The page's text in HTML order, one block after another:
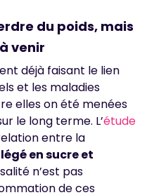
du poids, mais
venir
déjà faisant le lien
et les maladies
elles on été menées
le long terme. L’étude
entre la
en sucre et
n’est pas
de ces